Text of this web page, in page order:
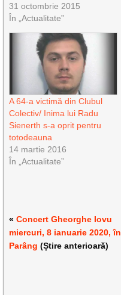
31 octombrie 2015
În „Actualitate”
A 64-a victimă din Clubul
Colectiv/ Inima lui Radu
Sienerth s-a oprit pentru
totodeauna
14 martie 2016
În „Actualitate”
«Concert Gheorghe Iovu
miercuri, 8 ianuarie 2020, în
Parâng (Știre anterioară)